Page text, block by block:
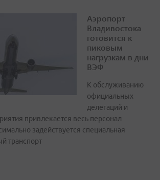
Аэропорт
Владивостока
готовится к
пиковым
нагрузкам в дни
ВЭФ
К обслуживанию
официальных
делегаций и
привлекается весь персонал
задействуется специальная
транспорт